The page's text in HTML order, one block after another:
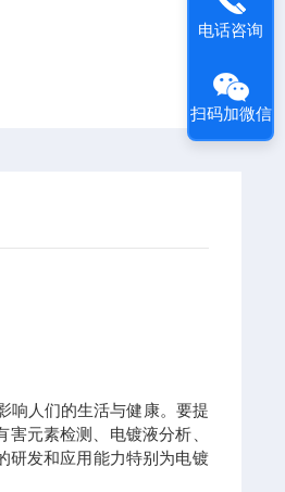
响人们的生活与健康。要提
元素检测、电镀液分析、
研发和应用能力特别为电镀
电话咨询
扫码加微信